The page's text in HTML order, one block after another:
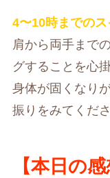
4〜10時までのス
肩から両手まで
グすることを心
身体が固くなり
振りをみてくだ
【本日の